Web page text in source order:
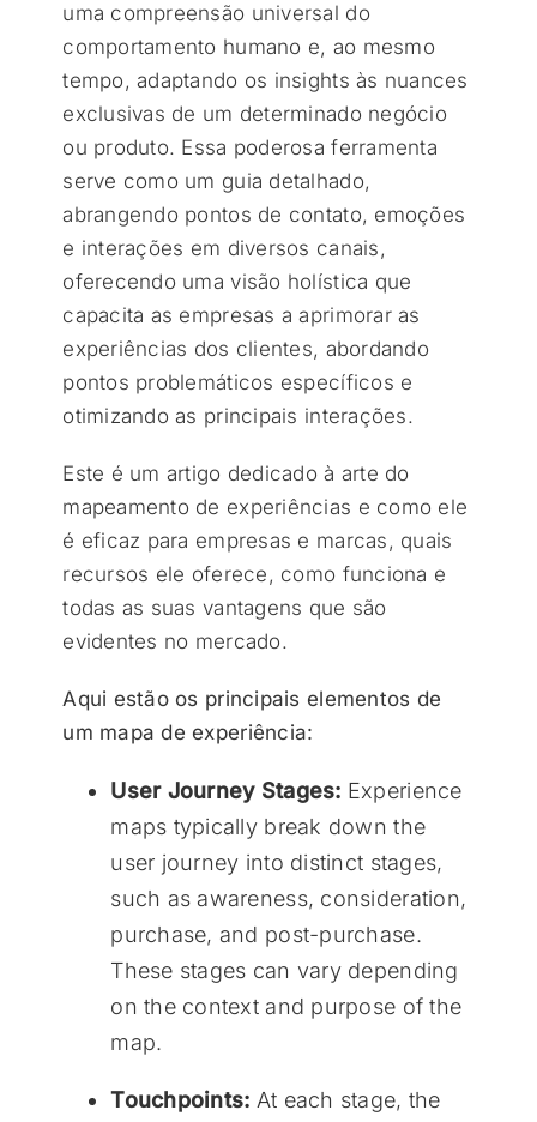
uma compreensão universal do
comportamento humano e, ao mesmo
tempo, adaptando os insights às nuances
exclusivas de um determinado negócio
ou produto. Essa poderosa ferramenta
serve como um guia detalhado,
abrangendo pontos de contato, emoções
e interações em diversos canais,
oferecendo uma visão holística que
capacita as empresas a aprimorar as
experiências dos clientes, abordando
pontos problemáticos específicos e
otimizando as principais interações.
Este é um artigo dedicado à arte do
mapeamento de experiências e como ele
é eficaz para empresas e marcas, quais
recursos ele oferece, como funciona e
todas as suas vantagens que são
evidentes no mercado.
Aqui estão os principais elementos de
um mapa de experiência:
User Journey Stages: Experience
maps typically break down the
user journey into distinct stages,
such as awareness, consideration,
purchase, and post-purchase.
These stages can vary depending
on the context and purpose of the
map.
Touchpoints: At each stage, the